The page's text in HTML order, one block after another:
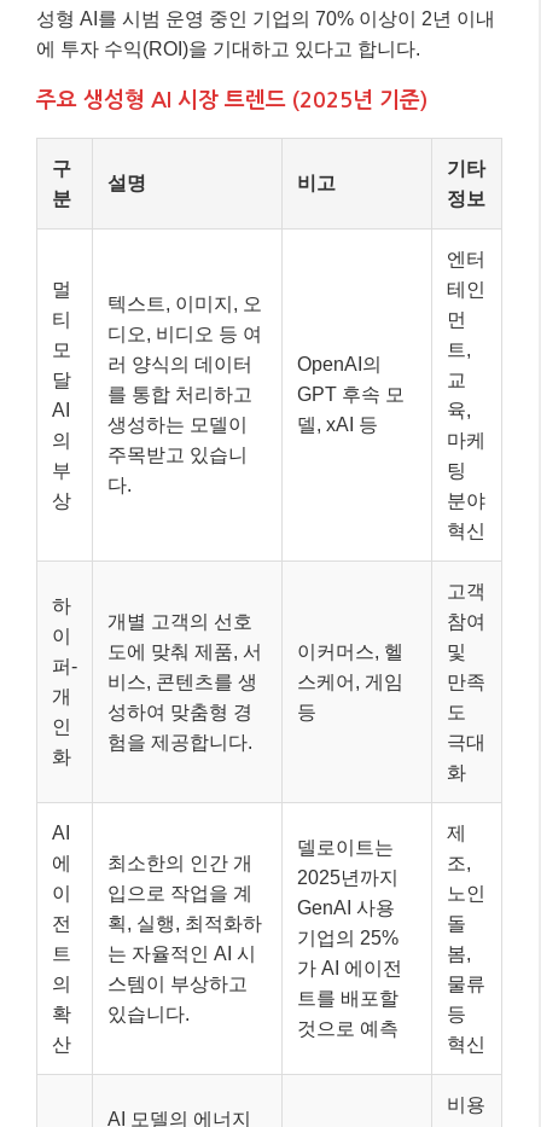
성형 AI를 시범 운영 중인 기업의 70% 이상이 2년 이내
에 투자 수익(ROI)을 기대하고 있다고 합니다.
주요 생성형 AI 시장 트렌드 (2025년 기준)
구
분
설명 비고
기타
정보
멀
티
모
달
AI
의
부
상
텍스트, 이미지, 오
디오, 비디오 등 여
러 양식의 데이터
를 통합 처리하고
생성하는 모델이
주목받고 있습니
다.
OpenAI의
GPT 후속 모
델, xAI 등
엔터
테인
먼
트,
교
육,
마케
팅
분야
혁신
하
이
퍼-
개
인
화
개별 고객의 선호
도에 맞춰 제품, 서
비스, 콘텐츠를 생
성하여 맞춤형 경
험을 제공합니다.
이커머스, 헬
스케어, 게임
등
고객
참여
및
만족
도
극대
화
AI
에
이
전
트
의
확
산
최소한의 인간 개
입으로 작업을 계
획, 실행, 최적화하
는 자율적인 AI 시
스템이 부상하고
있습니다.
델로이트는
2025년까지
GenAI 사용
기업의 25%
가 AI 에이전
트를 배포할
것으로 예측
제
조,
노인
돌
봄,
물류
등
혁신
AI 모델의 에너지
비용